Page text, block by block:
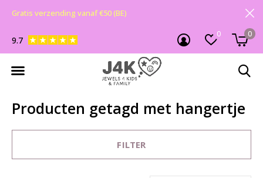
0 0
9.7
Gratis verzending vanaf €50 (BE)
Producten getagd met hangertje
FILTER